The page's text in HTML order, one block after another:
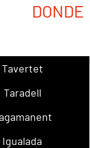
Tavertet
Taradell
Igualada